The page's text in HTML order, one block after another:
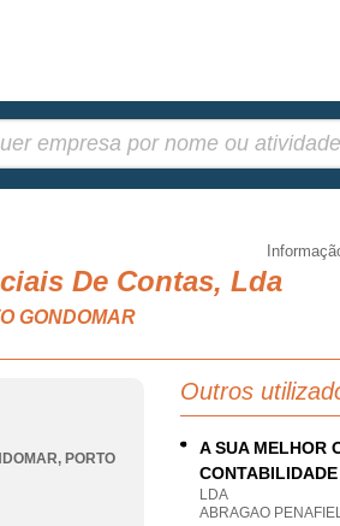
De Contas, Lda
GONDOMAR
, PORTO
Outros
A SUA MELHOR
LDA
ABRAGAO